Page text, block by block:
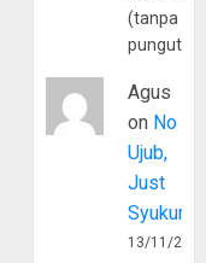
(tanpa
Agus
on No
Ujub,
Just
Syukur
13/11/